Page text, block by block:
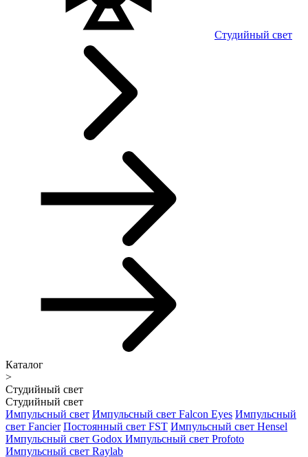
Студийный свет
Каталог
>
Студийный свет
Студийный свет
Импульсный свет Импульсный свет Falcon Eyes Импульсный
свет Fancier Постоянный свет FST Импульсный свет Hensel
Импульсный свет Godox Импульсный свет Profoto
Импульсный свет Raylab